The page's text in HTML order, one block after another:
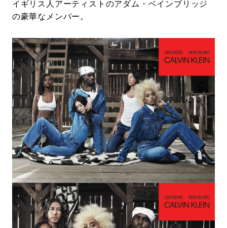
イギリス人アーティストのアダム・ベインブリッジ
の豪華なメンバー。